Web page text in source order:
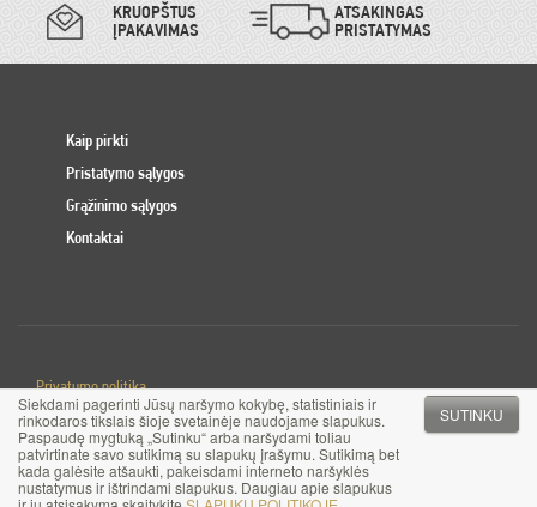
Siekdami pagerinti Jūsų naršymo kokybę, statistiniais ir
rinkodaros tikslais šioje svetainėje naudojame slapukus.
Paspaudę mygtuką „Sutinku“ arba naršydami toliau
patvirtinate savo sutikimą su slapukų įrašymu. Sutikimą bet
kada galėsite atšaukti, pakeisdami interneto naršyklės
nustatymus ir ištrindami slapukus. Daugiau apie slapukus
SUTINKU
KRUOPŠTUS
ĮPAKAVIMAS
ATSAKINGAS
PRISTATYMAS
Kaip pirkti
Pristatymo sąlygos
Grąžinimo sąlygos
Kontaktai
Privatumo politika
Slapuku politika
© 2017 MB Pinigai.lt. Visos teisės saugomos